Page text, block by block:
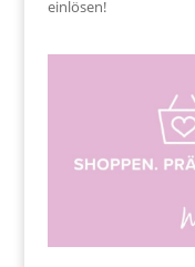
einlösen!